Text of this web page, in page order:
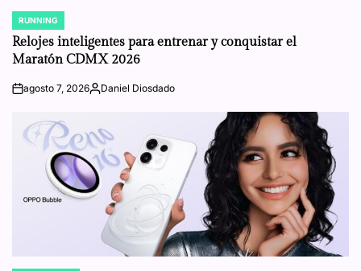
POSTED
IN
RUNNING
Relojes inteligentes para entrenar y conquistar el
Maratón CDMX 2026
onagosto 7, 2026Posted
Daniel Diosdado